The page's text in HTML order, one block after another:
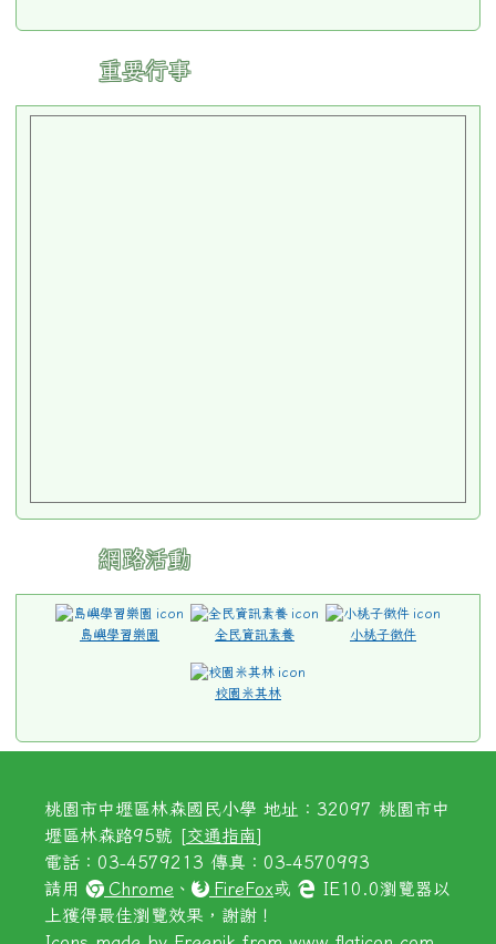
重要行事
網路活動
島嶼學習樂園 全民資訊素養 小桃子徵件
校園米其林
桃園市中壢區林森國民小學 地址：32097 桃園市中
壢區林森路95號 [交通指南]
電話：03-4579213 傳真：03-4570993
請用
Chrome 、 FireFox或
IE10.0瀏覽器以
上獲得最佳瀏覽效果，謝謝！